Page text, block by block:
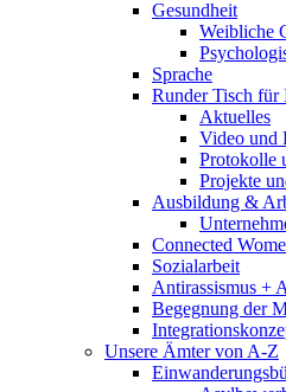
Gesundheit
Weibliche
Sprache
Runder Tisch für
Aktuelles
Video und
Protokolle
Projekte
Ausbildung &
Connected
Sozialarbeit
Antirassismus +
Begegnung der
Unsere Ämter von A-Z